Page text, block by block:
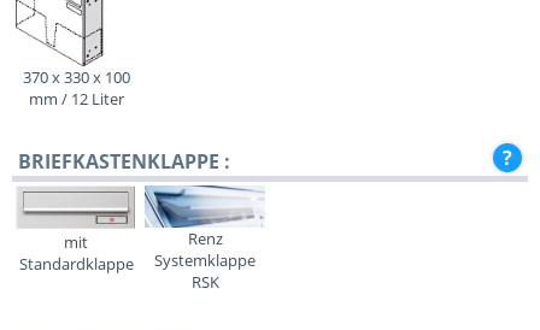
370 x 330 x 100
mm / 12 Liter
BRIEFKASTENKLAPPE :
mit
Standardklappe
Renz
Systemklappe
RSK